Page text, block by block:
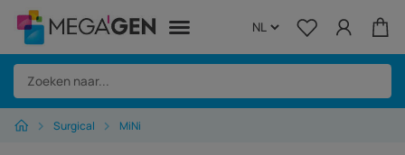
Home
Surgical MiNi